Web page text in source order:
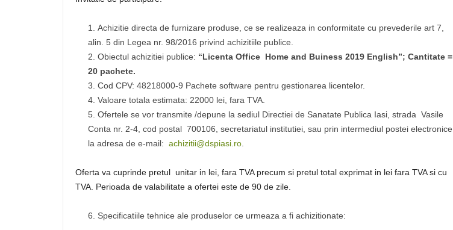
Achizitie directa de furnizare produse, ce se realizeaza in conformitate cu prevederile art 7,
alin. 5 din Legea nr. 98/2016 privind achizitiile publice.
Obiectul achizitiei publice: “Licenta Office Home and Buiness 2019 English”; Cantitate =
20 pachete.
Cod CPV: 48218000-9 Pachete software pentru gestionarea licentelor.
Valoare totala estimata: 22000 lei, fara TVA.
Ofertele se vor transmite /depune la sediul Directiei de Sanatate Publica Iasi, strada Vasile
Conta nr. 2-4, cod postal 700106, secretariatul institutiei, sau prin intermediul postei electronice
la adresa de e-mail: achizitii@dspiasi.ro
Oferta va cuprinde pretul unitar in lei, fara TVA precum si pretul total exprimat in lei fara TVA si cu
TVA. Perioada de valabilitate a ofertei este de 90 de zile.
Specificatiile tehnice ale produselor ce urmeaza a fi achizitionate: